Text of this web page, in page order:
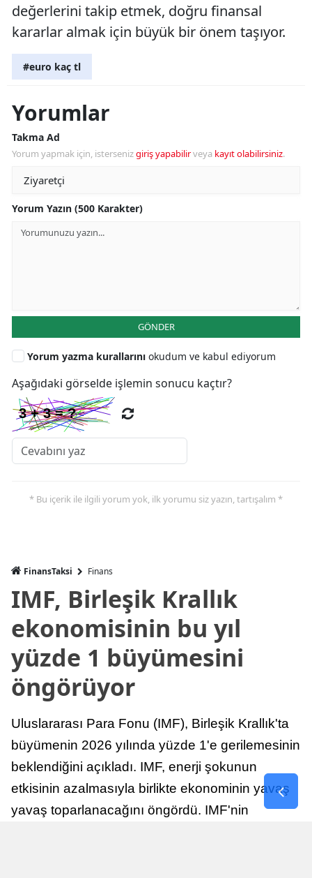
değerlerini takip etmek, doğru finansal
kararlar almak için büyük bir önem taşıyor.
#euro kaç tl
Yorumlar
Takma Ad
Yorum yapmak için, istersenizgiriş yapabilirveya kayıt olabilirsiniz.
Yorum Yazın (500 Karakter)
GÖNDER
Yorum yazma kurallarını okudum ve kabul ediyorum
Aşağıdaki görselde işlemin sonucu kaçtır?
* Bu içerik ile ilgili yorum yok, ilk yorumu siz yazın, tartışalım *
FinansTaksi Finans
IMF, Birleşik Krallık
ekonomisinin bu yıl
yüzde 1 büyümesini
öngörüyor
Uluslararası Para Fonu (IMF), Birleşik Krallık'ta
büyümenin 2026 yılında yüzde 1'e gerilemesinin
beklendiğini açıkladı. IMF, enerji şokunun
etkisinin azalmasıyla birlikte ekonominin yavaş
yavaş toparlanacağını öngördü. IMF'nin